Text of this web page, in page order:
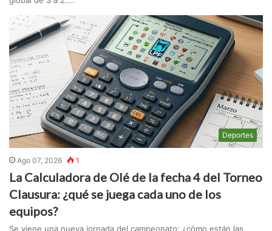
Deportes
Ago 07, 2026 1
La Calculadora de Olé de la fecha 4 del Torneo
Clausura: ¿qué se juega cada uno de los
equipos?
Se viene una nueva jornada del campeonato: ¿cómo están las